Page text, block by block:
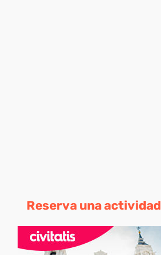
Reserva una actividad